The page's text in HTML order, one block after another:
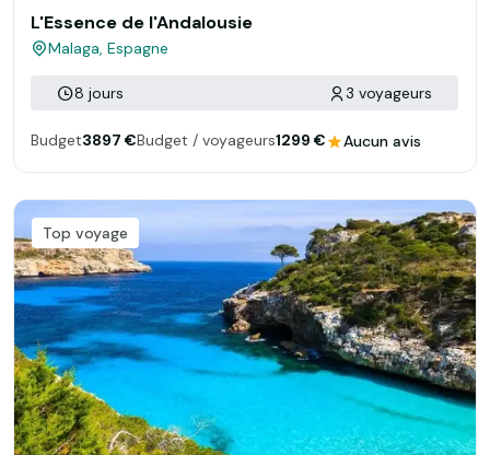
L'Essence de l'Andalousie
Malaga, Espagne
8 jours 3 voyageurs
Budget3897 €Budget / voyageurs1299 € Aucun avis
Top voyage